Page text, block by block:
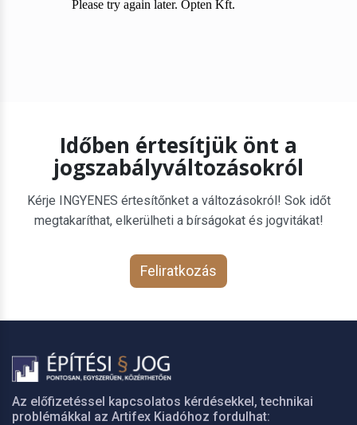
Időben értesítjük önt a
jogszabályváltozásokról
Kérje INGYENES értesítőnket a változásokról! Sok időt
megtakaríthat, elkerülheti a bírságokat és jogvitákat!
Feliratkozás
Az előfizetéssel kapcsolatos kérdésekkel, technikai
problémákkal az Artifex Kiadóhoz fordulhat: